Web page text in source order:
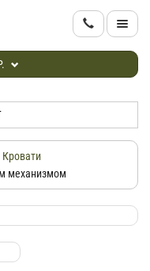
Кровати
механизмом